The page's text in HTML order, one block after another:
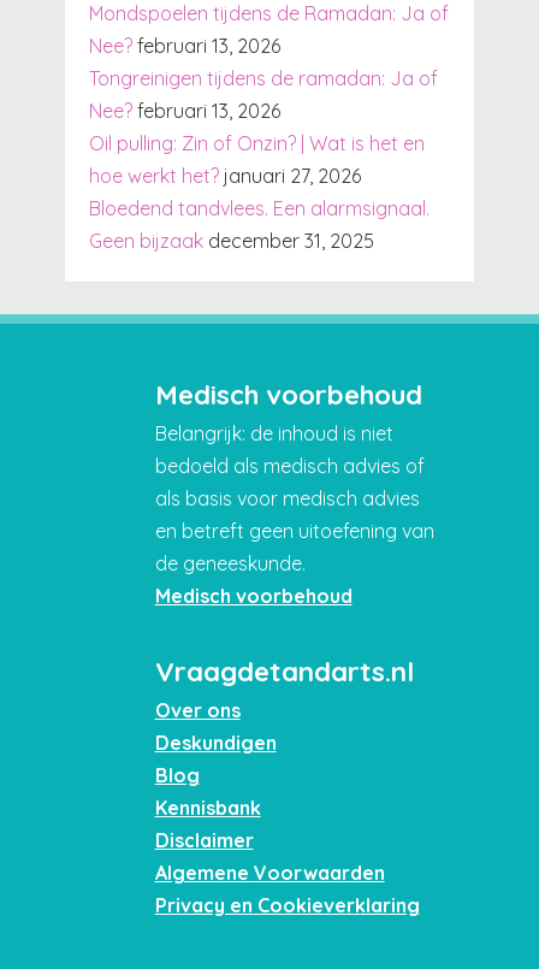
Mondspoelen tijdens de Ramadan: Ja of
Nee? februari 13, 2026
Tongreinigen tijdens de ramadan: Ja of
Nee? februari 13, 2026
Oil pulling: Zin of Onzin? | Wat is het en
hoe werkt het? januari 27, 2026
Bloedend tandvlees. Een alarmsignaal.
Geen bijzaak december 31, 2025
Medisch voorbehoud
Belangrijk: de inhoud is niet
bedoeld als medisch advies of
als basis voor medisch advies
en betreft geen uitoefening van
de geneeskunde.
Medisch voorbehoud
Vraagdetandarts.nl
Over ons
Deskundigen
Blog
Kennisbank
Disclaimer
Algemene Voorwaarden
Privacy en Cookieverklaring